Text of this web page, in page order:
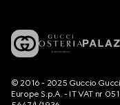
© 2016 - 2025 Guccio
Europe S.p.A. - IT VAT nr